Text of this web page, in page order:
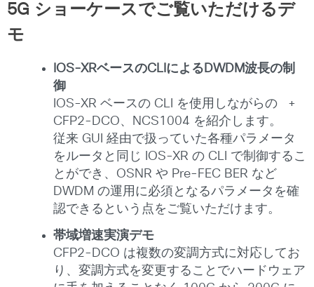
5G ショーケースでご覧いただけるデ
モ
IOS-XRベースのCLIによるDWDM波長の制
御
IOS-XR ベースの CLI を使用しながらの +
CFP2-DCO、NCS1004 を紹介します。
従来 GUI 経由で扱っていた各種パラメータ
をルータと同じ IOS-XR の CLI で制御するこ
とができ、OSNR や Pre-FEC BER など
DWDM の運用に必須となるパラメータを確
認できるという点をご覧いただけます。
帯域増速実演デモ
CFP2-DCO は複数の変調方式に対応してお
り、変調方式を変更することでハードウェア